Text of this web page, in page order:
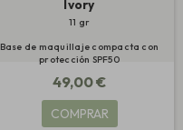
Ivory
11 gr
Base de maquillaje compacta con
protección SPF50
49,00 €
COMPRAR